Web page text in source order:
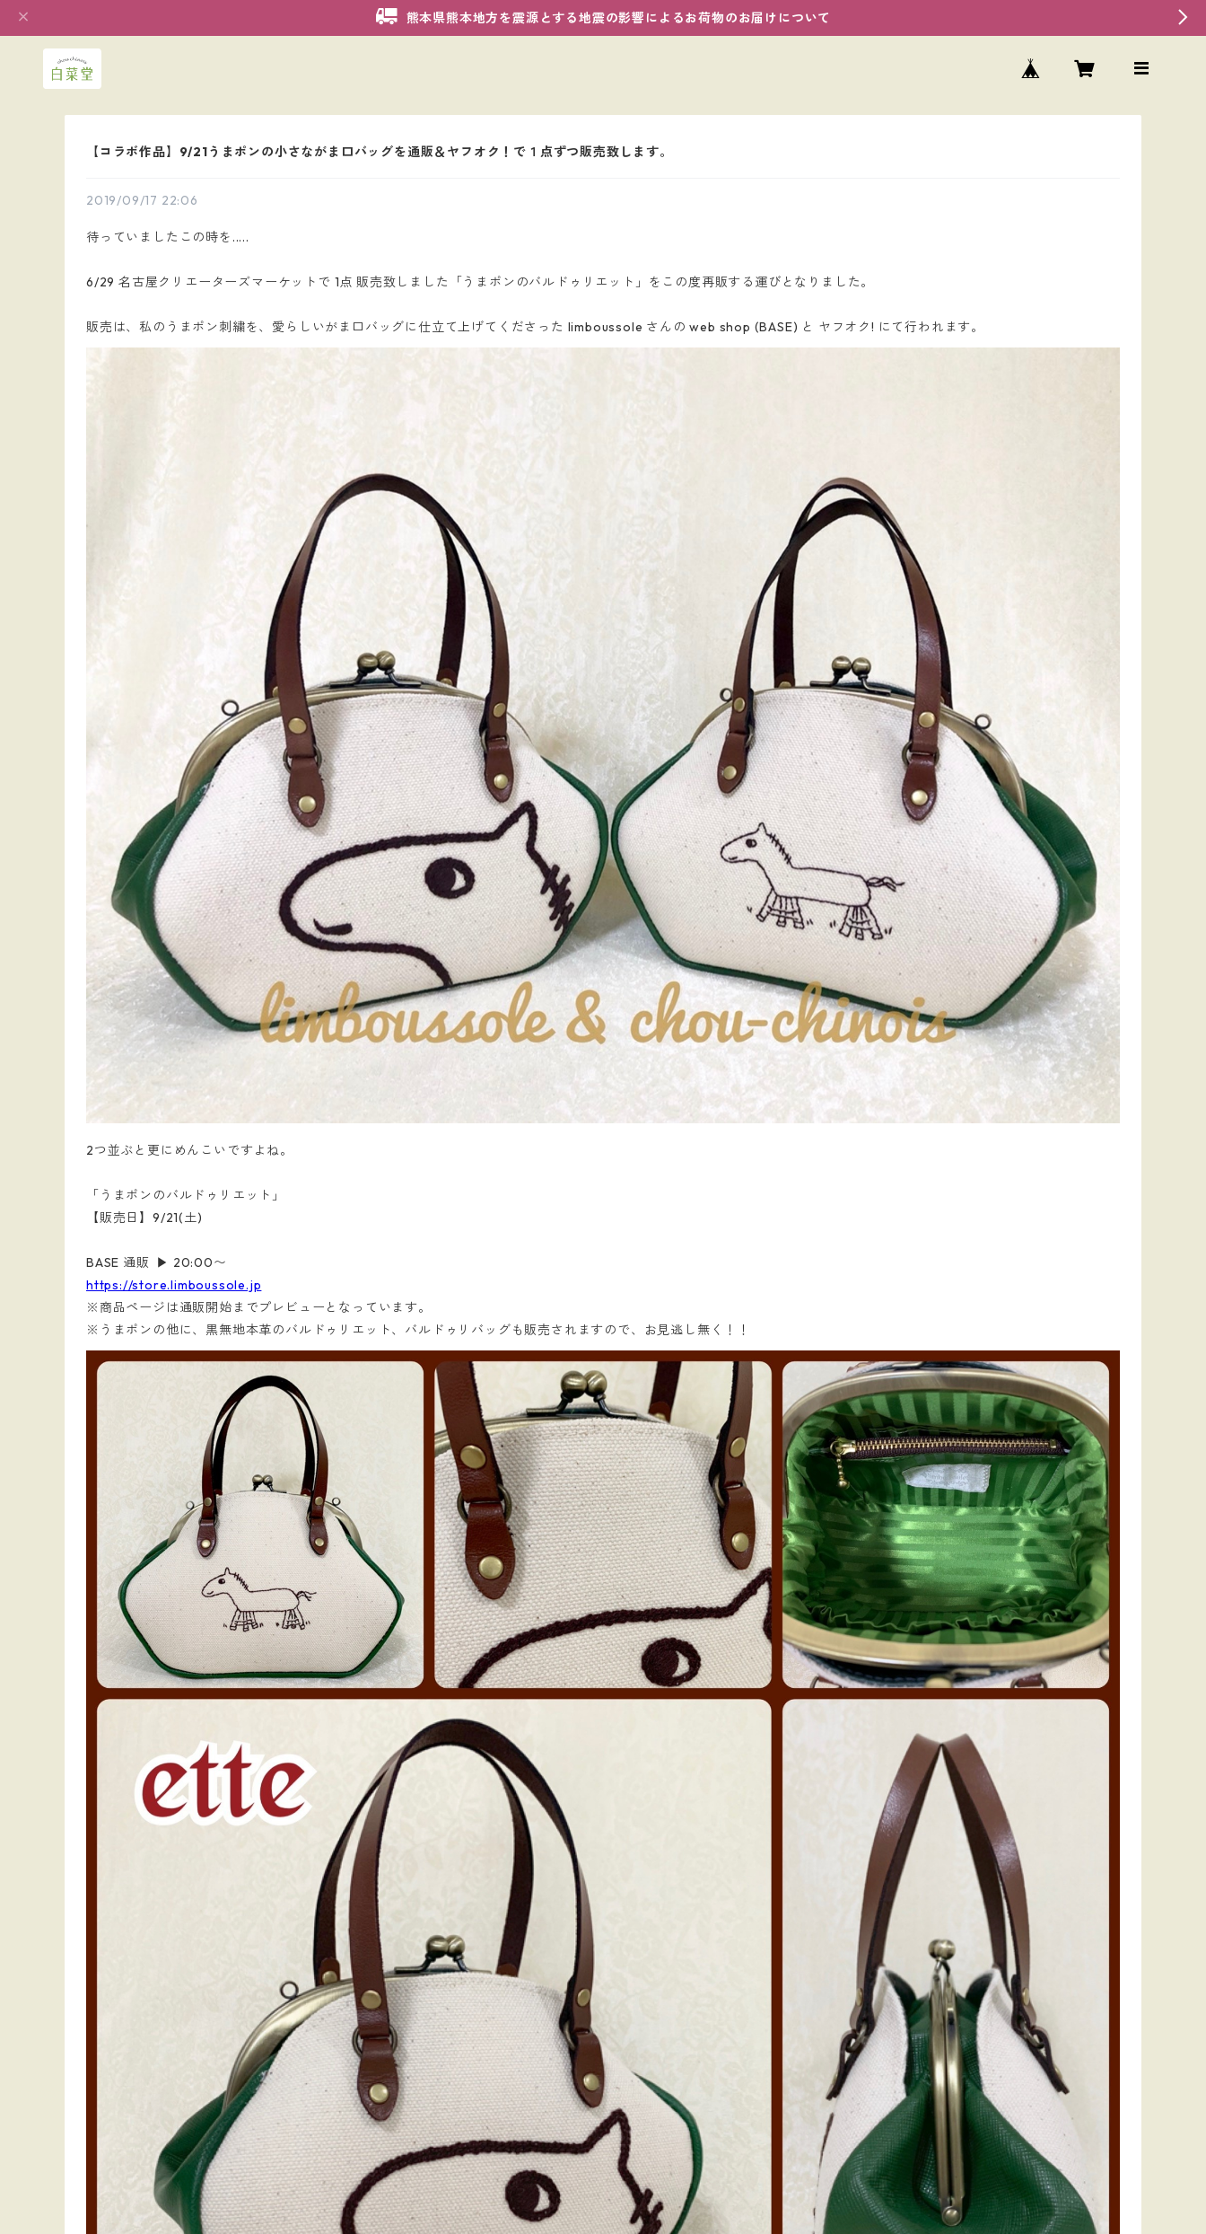
熊本県熊本地方を震源とする地震の影響によるお荷物のお届けについて
【コラボ作品】9/21うまポンの小さながま口バッグを通販＆ヤフオク！で１点ずつ販売致します。
2019/09/17 22:06
待っていましたこの時を.....
6/29 名古屋クリエーターズマーケットで 1点 販売致しました「うまポンのバルドゥリエット」をこの度再販する運びとなりました。
販売は、私のうまポン刺繍を、愛らしいがま口バッグに仕立て上げてくださった limboussole さんの web shop (BASE) と ヤフオク! にて行われます。
2つ並ぶと更にめんこいですよね。
「うまポンのバルドゥリエット」
【販売日】9/21(土)
BASE 通販 ▶︎ 20:00〜
https://store.limboussole.jp
※商品ページは通販開始までプレビューとなっています。
※うまポンの他に、黒無地本革のバルドゥリエット、バルドゥリバッグも販売されますので、お見逃し無く！！